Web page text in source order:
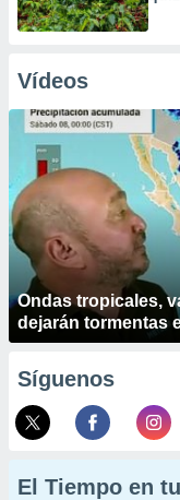
Vídeos
Ondas tropicales,
dejarán tormentas
Síguenos
El Tiempo en